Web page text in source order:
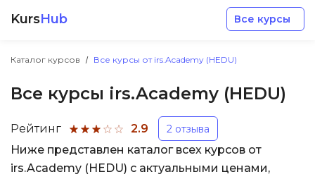
KursHub Все курсы
Каталог курсов Все курсы от irs.Academy (HEDU)
Все курсы irs.Academy (HEDU)
Рейтинг 2.9 2 отзыва
Ниже представлен каталог всех курсов от
irs.Academy (HEDU) с актуальными ценами,
Разработка